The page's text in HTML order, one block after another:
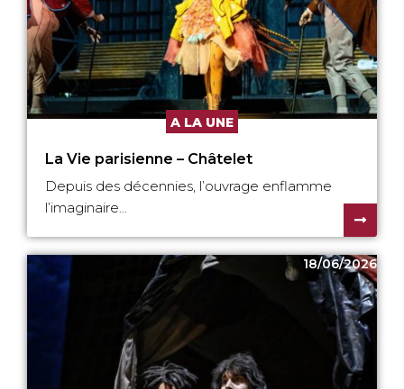
A LA UNE
La Vie parisienne – Châtelet
Depuis des décennies, l’ouvrage enflamme
l’imaginaire...
18/06/2026